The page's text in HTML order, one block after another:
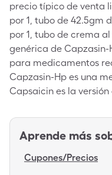
precio típico de venta
por 1, tubo de 42.5gm
por 1, tubo de crema al
genérica de
para medicamentos
Capzasin-Hp es una
Capsaicin es la
Aprende más
Cupones/Precios